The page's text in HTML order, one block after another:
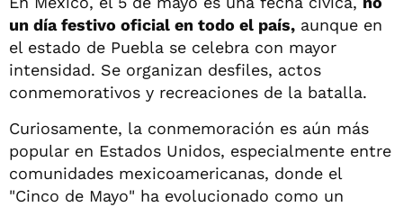
un día festivo oficial en todo el país, aunque en
el estado de Puebla se celebra con mayor
intensidad. Se organizan desfiles, actos
conmemorativos y recreaciones de la batalla.
Curiosamente, la conmemoración es aún más
popular en Estados Unidos, especialmente entre
comunidades mexicoamericanas, donde el
"Cinco de Mayo" ha evolucionado como un